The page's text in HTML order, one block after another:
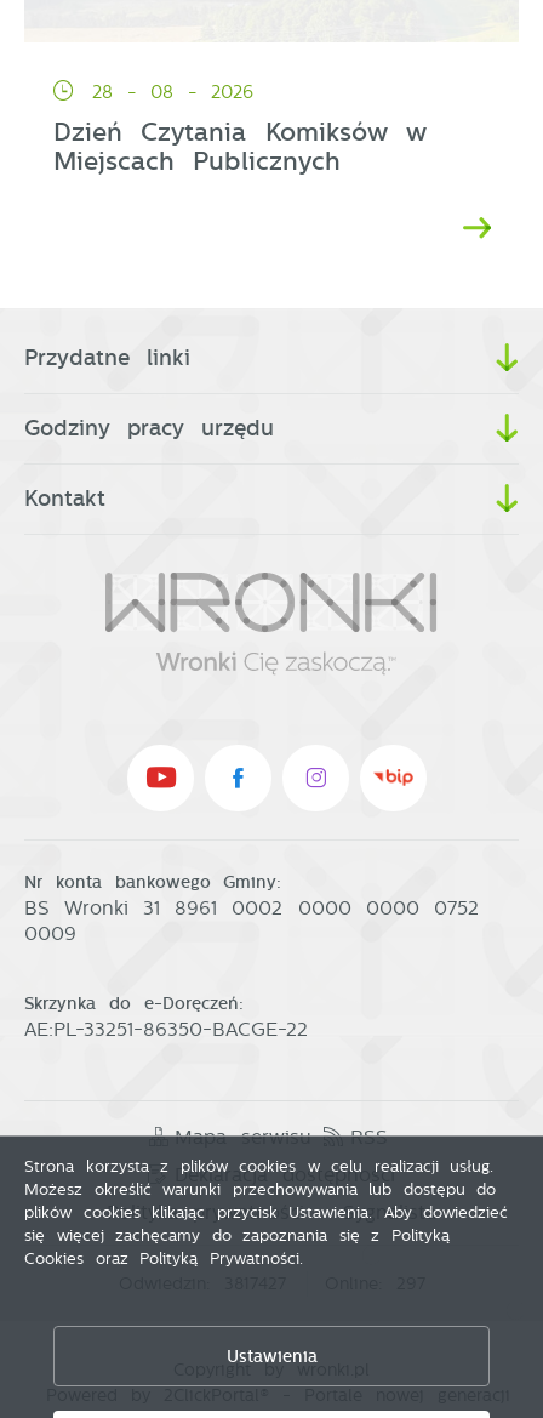
28 - 08 - 2026
Dzień Czytania Komiksów w
Miejscach Publicznych
Przydatne linki
Godziny pracy urzędu
Kontakt
Nr konta bankowego Gminy:
BS Wronki 31 8961 0002 0000 0000 0752
0009
Skrzynka do e-Doręczeń:
AE:PL-33251-86350-BACGE-22
Mapa serwisu
RSS
Deklaracja dostępności
Polityka prywatności
Sygnalista
Strona korzysta z plików cookies w celu realizacji usług.
Możesz określić warunki przechowywania lub dostępu do
plików cookies klikając przycisk Ustawienia. Aby dowiedzieć
się więcej zachęcamy do zapoznania się z Polityką
Cookies oraz Polityką Prywatności.
Ustawienia
Zezwól na wszystkie